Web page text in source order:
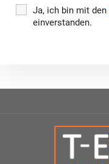
Ja, ich bin mit den
einverstanden.